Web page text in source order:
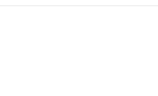
をはねてその血を飲んでいる吸血
優しい人で、マリスフルーレをと